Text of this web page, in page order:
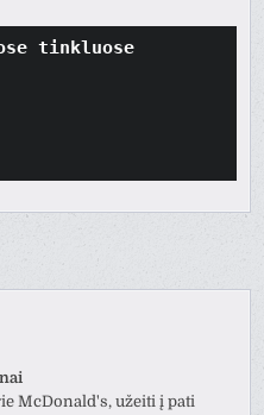
tinkluose
McDonald's, užeiti į pati